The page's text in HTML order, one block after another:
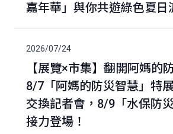
嘉年華」與你共遊綠色夏日
2026/07/24
【展覽×市集】翻開阿媽的
8/7「阿媽的防災智慧」特
交換記者會，8/9「水保防災
接力登場！